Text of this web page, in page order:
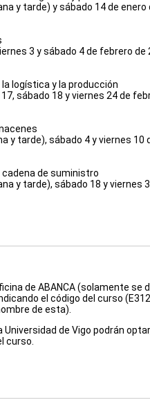
y tarde) y sábado 14 de enero
3 y sábado 4 de febrero de
logística y la producción
sábado 18 y viernes 24 de
y tarde), sábado 4 y viernes 10
cadena de suministro
y tarde), sábado 18 y viernes
de ABANCA (solamente se
el código del curso
de esta).
de Vigo podrán
curso.